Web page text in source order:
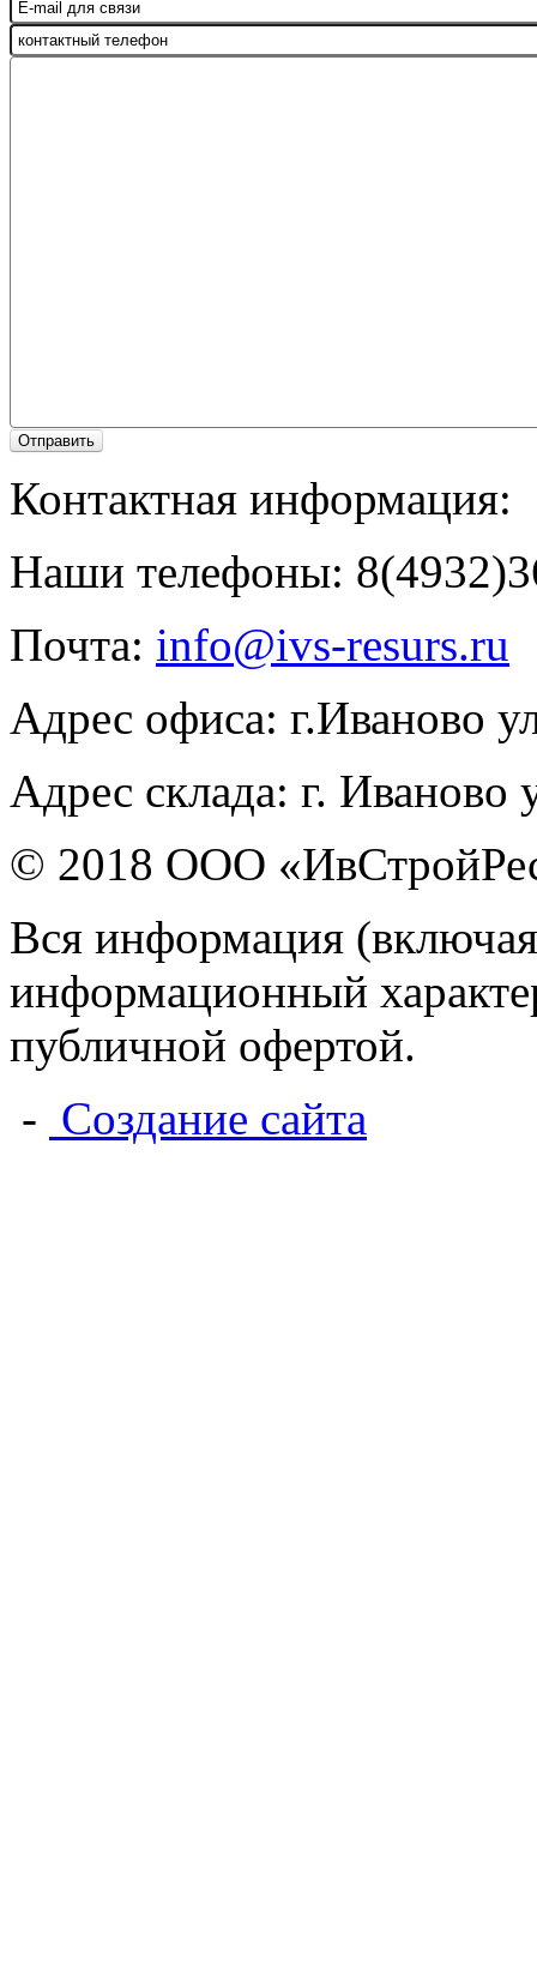
Отправить
Контактная информация:
Наши телефоны:
Почта: info@ivs-resurs.ru
Адрес офиса: г.Иваново
Адрес склада: г. Иваново
© 2018 ООО
Вся информация
информационный
публичной офертой.
- Создание сайта